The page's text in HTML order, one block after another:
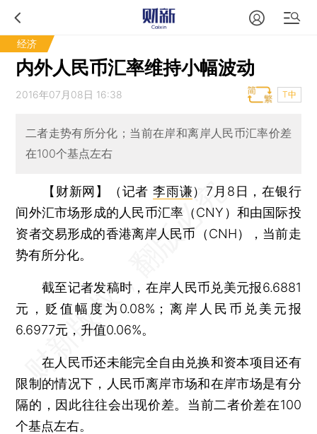
经济
内外人民币汇率维持小幅波动
2016年07月08日 16:38 T中
二者走势有所分化；当前在岸和离岸人民币汇率价差
在100个基点左右
【财新网】（记者李雨谦）7月8日，在银行
间外汇市场形成的人民币汇率（CNY）和由国际投
资者交易形成的香港离岸人民币（CNH），当前走
势有所分化。
截至记者发稿时，在岸人民币兑美元报6.6881
元，贬值幅度为0.08%；离岸人民币兑美元报
6.6977元，升值0.06%。
在人民币还未能完全自由兑换和资本项目还有
限制的情况下，人民币离岸市场和在岸市场是有分
隔的，因此往往会出现价差。当前二者价差在100
个基点左右。